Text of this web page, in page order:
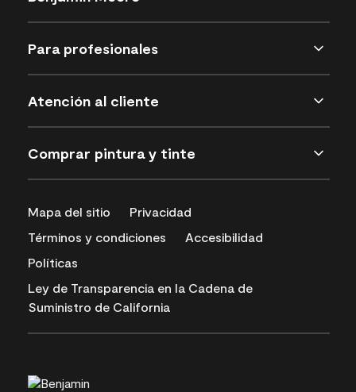
Para profesionales
Atención al cliente
Comprar pintura y tinte
Mapa del sitio
Privacidad
Términos y condiciones
Accesibilidad
Políticas
Ley de Transparencia en la Cadena de
Suministro de California